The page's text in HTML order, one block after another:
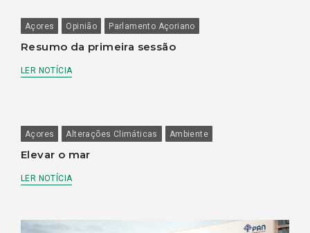
Açores Opinião Parlamento Açoriano
Resumo da primeira sessão
LER NOTÍCIA
Açores Alterações Climáticas Ambiente
Elevar o mar
LER NOTÍCIA